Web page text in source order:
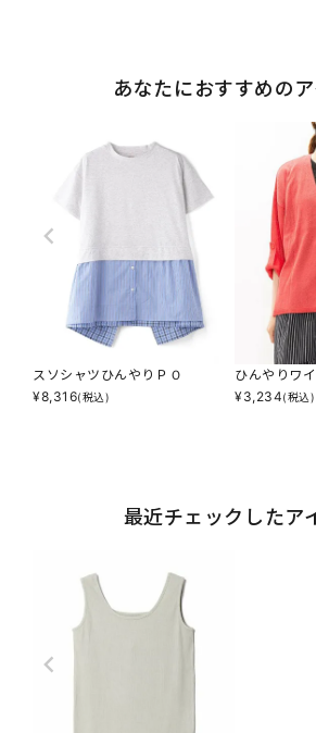
あなたにおすすめの
スソシャツひんやりＰＯ
¥8,316(税込)
ひんやりワ
¥3,234(税込)
最近チェックしたア